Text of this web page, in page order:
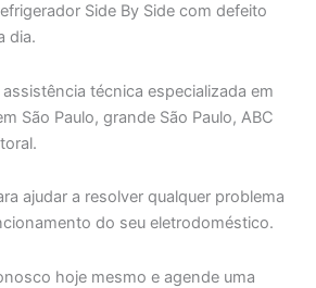
Side By Side com defeito
dia.
técnica especializada em
São Paulo, grande São Paulo, ABC
ajudar a resolver qualquer problema
do seu eletrodoméstico.
hoje mesmo e agende uma